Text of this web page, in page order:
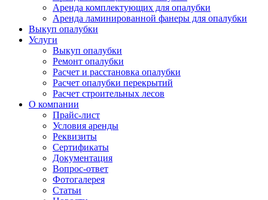
Аренда комплектующих для опалубки
Аренда ламинированной фанеры для опалубки
Выкуп опалубки
Услуги
Выкуп опалубки
Ремонт опалубки
Расчет и расстановка опалубки
Расчет опалубки перекрытий
Расчет строительных лесов
О компании
Прайс-лист
Условия аренды
Реквизиты
Сертификаты
Документация
Вопрос-ответ
Фотогалерея
Статьи